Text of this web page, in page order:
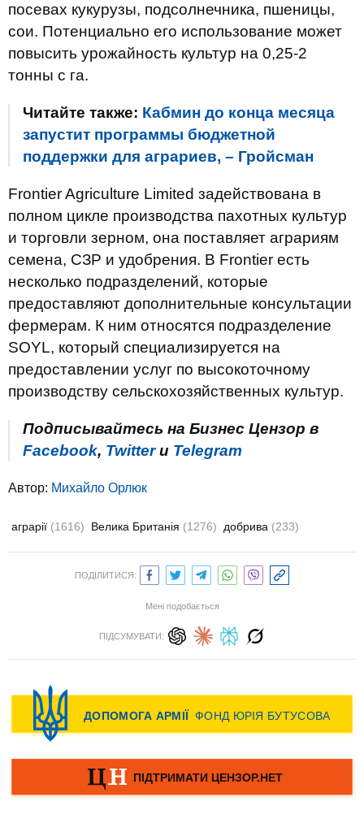
посевах кукурузы, подсолнечника, пшеницы,
сои. Потенциально его использование может
повысить урожайность культур на 0,25-2
тонны с га.
Читайте также: Кабмин до конца месяца
запустит программы бюджетной
поддержки для аграриев, – Гройсман
Frontier Agriculture Limited задействована в
полном цикле производства пахотных культур
и торговли зерном, она поставляет аграриям
семена, СЗР и удобрения. В Frontier есть
несколько подразделений, которые
предоставляют дополнительные консультации
фермерам. К ним относятся подразделение
SOYL, который специализируется на
предоставлении услуг по высокоточному
производству сельскохозяйственных культур.
Подписывайтесь на Бизнес Цензор в
Facebook, Twitterи Telegram
Автор: Михайло Орлюк
аграрії (1616) Велика Британія (1276) добрива (233)
ПОДІЛИТИСЯ:
Мені подобається
ПІДСУМУВАТИ: